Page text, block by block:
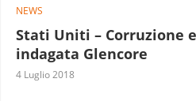
NEWS
Stati Uniti – Corruzione
indagata Glencore
4 Luglio 2018